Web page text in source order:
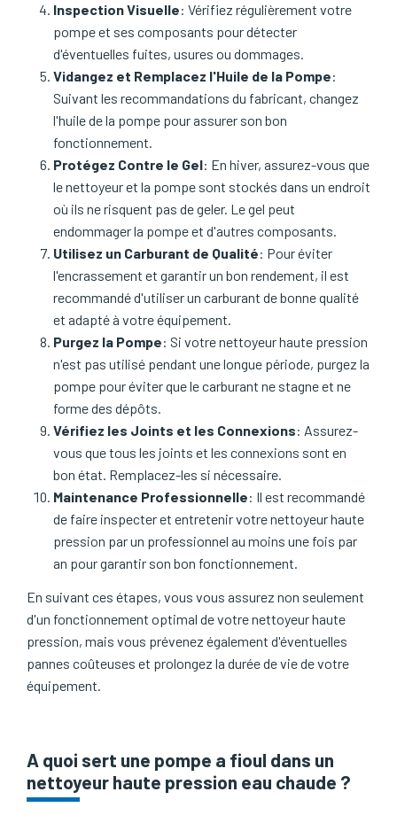
Inspection Visuelle: Vérifiez régulièrement votre
pompe et ses composants pour détecter
d'éventuelles fuites, usures ou dommages.
Vidangez et Remplacez l'Huile de la Pompe:
Suivant les recommandations du fabricant, changez
l'huile de la pompe pour assurer son bon
fonctionnement.
Protégez Contre le Gel: En hiver, assurez-vous que
le nettoyeur et la pompe sont stockés dans un endroit
où ils ne risquent pas de geler. Le gel peut
endommager la pompe et d'autres composants.
Utilisez un Carburant de Qualité: Pour éviter
l'encrassement et garantir un bon rendement, il est
recommandé d'utiliser un carburant de bonne qualité
et adapté à votre équipement.
Purgez la Pompe: Si votre nettoyeur haute pression
n'est pas utilisé pendant une longue période, purgez la
pompe pour éviter que le carburant ne stagne et ne
forme des dépôts.
Vérifiez les Joints et les Connexions: Assurez-
vous que tous les joints et les connexions sont en
bon état. Remplacez-les si nécessaire.
Maintenance Professionnelle: Il est recommandé
de faire inspecter et entretenir votre nettoyeur haute
pression par un professionnel au moins une fois par
an pour garantir son bon fonctionnement.
En suivant ces étapes, vous vous assurez non seulement
d'un fonctionnement optimal de votre nettoyeur haute
pression, mais vous prévenez également d'éventuelles
pannes coûteuses et prolongez la durée de vie de votre
équipement.
A quoi sert une pompe a fioul dans un
nettoyeur haute pression eau chaude ?